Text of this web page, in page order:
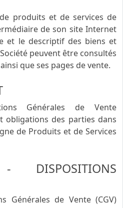
produits et de services de
de son site Internet
et le descriptif des biens et
peuvent être consultés
que ses pages de vente.
Générales de Vente
obligations des parties dans
de Produits et de Services
Générales de Vente (CGV)